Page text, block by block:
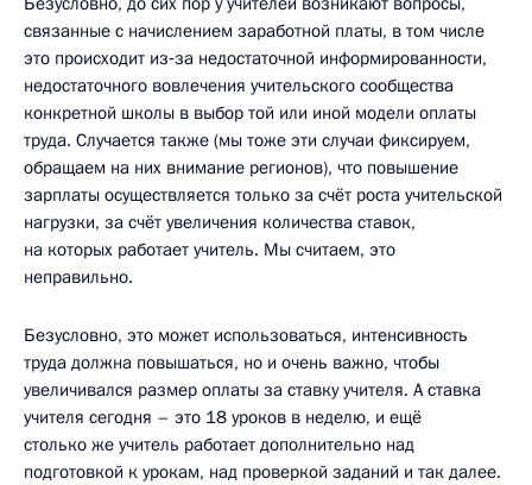
связанные с начислением заработной платы, в том числе
это происходит из‑за недостаточной информированности,
недостаточного вовлечения учительского сообщества
конкретной школы в выбор той или иной модели оплаты
труда. Случается также (мы тоже эти случаи фиксируем,
обращаем на них внимание регионов), что повышение
зарплаты осуществляется только за счёт роста учительской
нагрузки, за счёт увеличения количества ставок,
на которых работает учитель. Мы считаем, это
неправильно.
Безусловно, это может использоваться, интенсивность
труда должна повышаться, но и очень важно, чтобы
увеличивался размер оплаты за ставку учителя. А ставка
учителя сегодня – это 18 уроков в неделю, и ещё
столько же учитель работает дополнительно над
подготовкой к урокам, над проверкой заданий и так далее.